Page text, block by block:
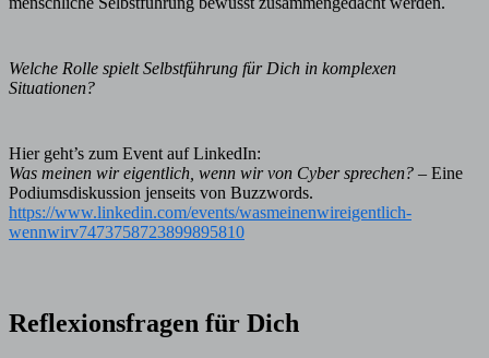
Welche Rolle spielt Selbstführung für Dich in komplexen
Situationen?
Hier geht’s zum Event auf LinkedIn:
Was meinen wir eigentlich, wenn wir von Cyber sprechen? – Eine
Podiumsdiskussion jenseits von Buzzwords.
https://www.linkedin.com/events/wasmeinenwireigentlich-
wennwirv7473758723899895810
Reflexionsfragen für Dich